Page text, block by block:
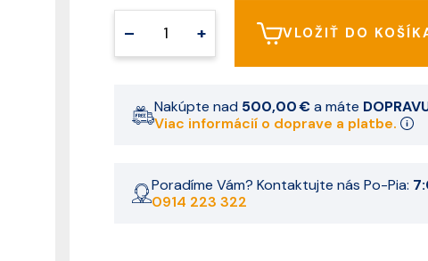
– + VLOŽIŤ DO
Nakúpte nad 500,00 €a máte
Viac informácií o doprave a platbe.
Poradíme Vám? Kontaktujte nás Po-Pia:
0914 223 322